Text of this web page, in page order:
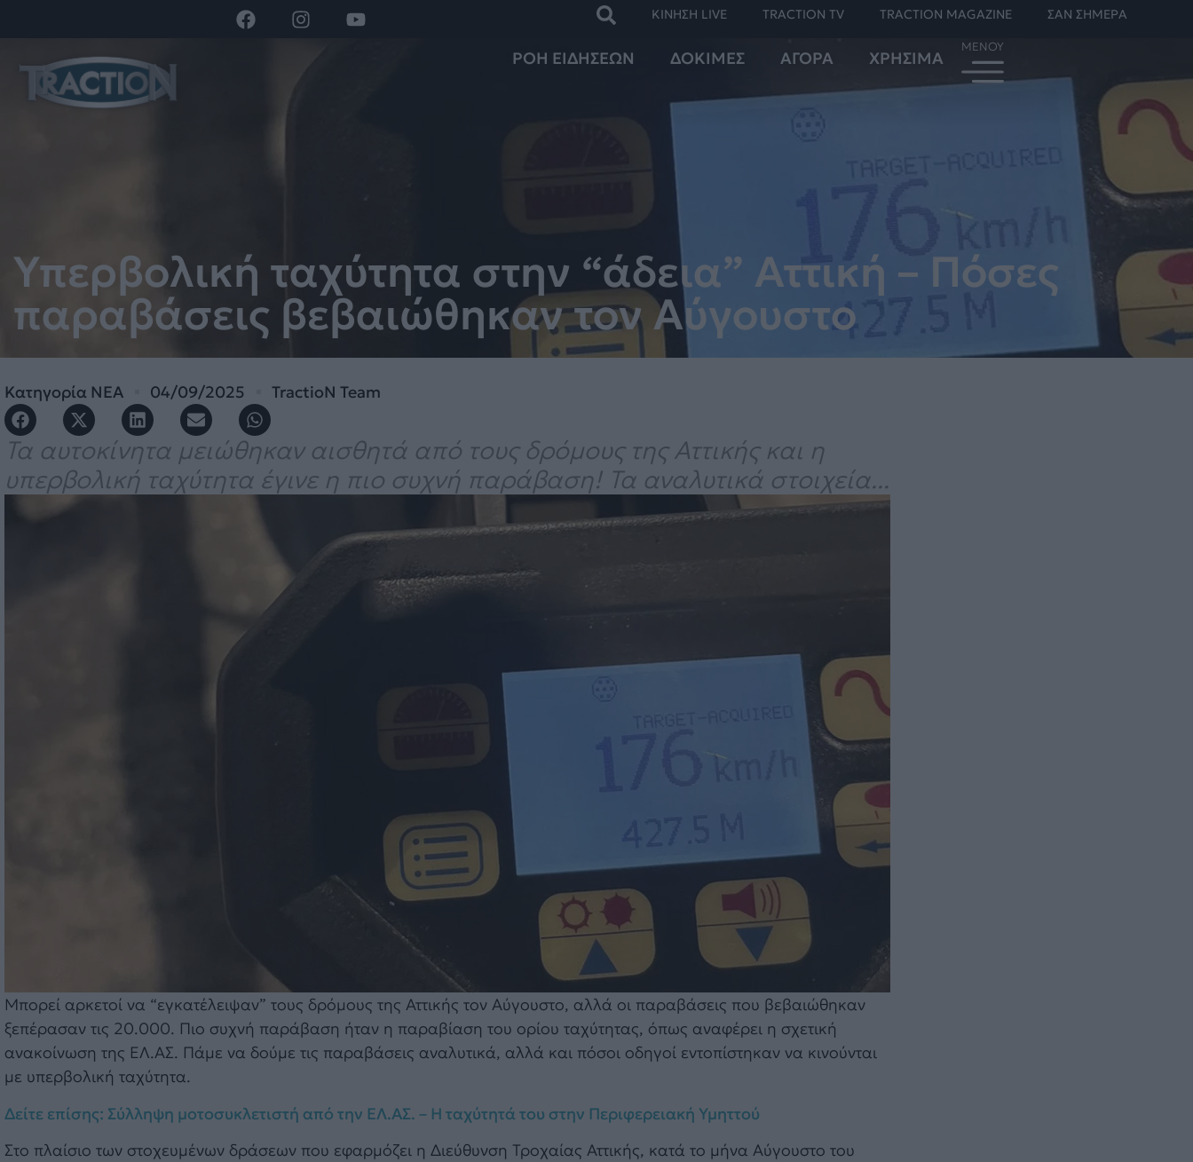
ΚΙΝΗΣΗ LIVE TRACTION TV TRACTION MAGAZINE ΣΑΝ ΣΗΜΕΡΑ
ΡΟΗ ΕΙΔΗΣΕΩΝ ΔΟΚΙΜΕΣ ΑΓΟΡΑ ΧΡΗΣΙΜΑ
Υπερβολική ταχύτητα στην “άδεια” Αττική – Πόσες
παραβάσεις βεβαιώθηκαν τον Αύγουστο
Κατηγορία ΝΕΑ 04/09/2025 TractioN Team
Τα αυτοκίνητα μειώθηκαν αισθητά από τους δρόμους της Αττικής και η
υπερβολική ταχύτητα έγινε η πιο συχνή παράβαση! Τα αναλυτικά στοιχεία...
Μπορεί αρκετοί να “εγκατέλειψαν” τους δρόμους της Αττικής τον Αύγουστο, αλλά οι παραβάσεις που βεβαιώθηκαν
ξεπέρασαν τις 20.000. Πιο συχνή παράβαση ήταν η παραβίαση του ορίου ταχύτητας, όπως αναφέρει η σχετική
ανακοίνωση της ΕΛ.ΑΣ. Πάμε να δούμε τις παραβάσεις αναλυτικά, αλλά και πόσοι οδηγοί εντοπίστηκαν να κινούνται
με υπερβολική ταχύτητα.
Δείτε επίσης: Σύλληψη μοτοσυκλετιστή από την ΕΛ.ΑΣ. – Η ταχύτητά του στην Περιφερειακή Υμηττού
Στο πλαίσιο των στοχευμένων δράσεων που εφαρμόζει η Διεύθυνση Τροχαίας Αττικής, κατά το μήνα Αύγουστο του